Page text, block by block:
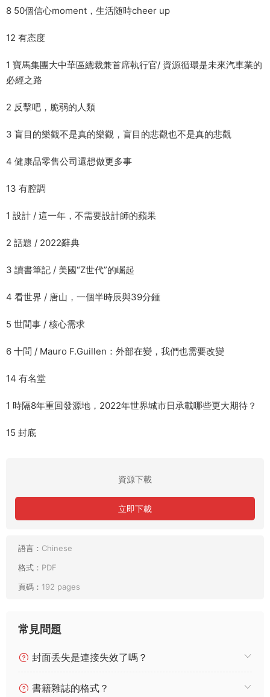
8 50個信心moment，生活随時cheer up
12 有态度
1 寶馬集團大中華區總裁兼首席執行官/ 資源循環是未來汽車業的
必經之路
2 反擊吧，脆弱的人類
3 盲目的樂觀不是真的樂觀，盲目的悲觀也不是真的悲觀
4 健康品零售公司還想做更多事
13 有腔調
1 設計 / 這一年，不需要設計師的蘋果
2 話題 / 2022辭典
3 讀書筆記 / 美國“Z世代”的崛起
4 看世界 / 唐山，一個半時辰與39分鍾
5 世間事 / 核心需求
6 十問 / Mauro F.Guillen：外部在變，我們也需要改變
14 有名堂
1 時隔8年重回發源地，2022年世界城市日承載哪些更大期待？
15 封底
資源下載
立即下載
語言： Chinese
格式： PDF
頁碼： 192 pages
常見問題
封面丢失是連接失效了嗎？
書籍雜誌的格式？